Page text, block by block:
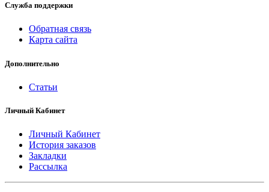
Служба поддержки
Обратная связь
Карта сайта
Дополнительно
Статьи
Личный Кабинет
Личный Кабинет
История заказов
Закладки
Рассылка